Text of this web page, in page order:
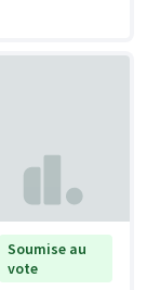
Soumise au
vote